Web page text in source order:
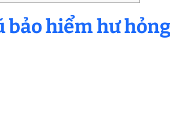
bảo hiểm hư hỏng